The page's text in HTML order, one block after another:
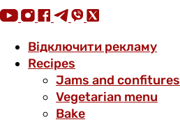
Відключити рекламу
Recipes
Jams and confitures
Vegetarian menu
Bake